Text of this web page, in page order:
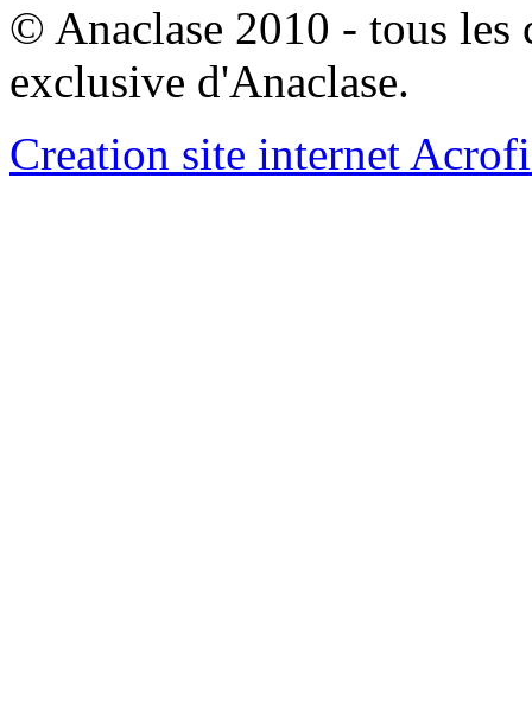
© Anaclase 2010 - tous les
exclusive d'Anaclase.
Creation site internet